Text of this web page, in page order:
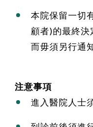
本院保留一切
顧者)的最終決
而毋須另行通
注意事項
進入醫院人士